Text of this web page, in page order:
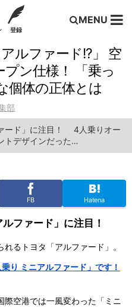
登録
MENU
ルファード!?」 空
ン仕様！ 「乗っ
個体の正体とは
部
ード」に注目！ 4人乗りオー
トデザインだった…
FB Hatena
ファード」に注目！
るトヨタ「アルファード」。
り ミニアルファード」です！
空港では一風変わった「ミニ